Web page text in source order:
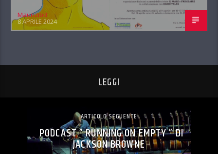
MaurizioB
8 APRILE 2024
LEGGI
ARTICOLO SEGUENTE
PODCAST ” RUNNING ON EMPTY ” DI
JACKSON BROWNE